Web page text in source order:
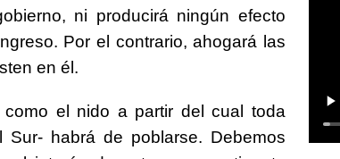
ni producirá ningún efecto
Por el contrario, ahogará las
en él.
como el nido a partir del cual toda
habrá de poblarse. Debemos